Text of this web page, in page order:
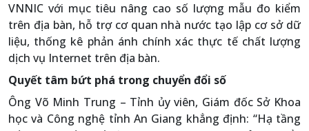
VNNIC với mục tiêu nâng cao số lượng mẫu đo kiểm
trên địa bàn, hỗ trợ cơ quan nhà nước tạo lập cơ sở dữ
liệu, thống kê phản ánh chính xác thực tế chất lượng
dịch vụ Internet trên địa bàn.
Quyết tâm bứt phá trong chuyển đổi số
Ông Võ Minh Trung – Tỉnh ủy viên, Giám đốc Sở Khoa
học và Công nghệ tỉnh An Giang khẳng định: “Hạ tầng